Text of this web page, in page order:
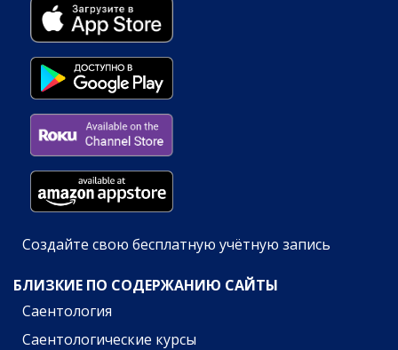
Создайте свою бесплатную учётную запись
БЛИЗКИЕ ПО СОДЕРЖАНИЮ САЙТЫ
Саентология
Саентологические курсы